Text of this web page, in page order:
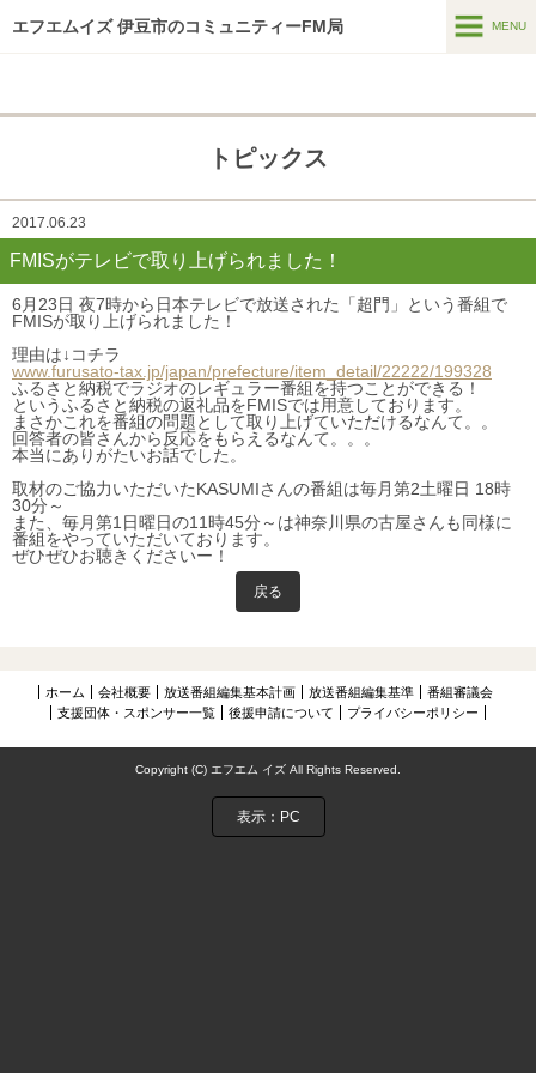
エフエムイズ 伊豆市のコミュニティーFM局 MENU
ホーム
番組表
番組紹介
HTはなつーしん
HT42号巻頭特集スポット
スポンサー募集
インターネットラジオ
アーカイブス
NIJIに夢中アーカイブス
トピックス
2017.06.23
FMISがテレビで取り上げられました！
6月23日 夜7時から日本テレビで放送された「超門」という番組で
FMISが取り上げられました！
理由は↓コチラ
www.furusato-tax.jp/japan/prefecture/item_detail/22222/199328
ふるさと納税でラジオのレギュラー番組を持つことができる！
というふるさと納税の返礼品をFMISでは用意しております。
まさかこれを番組の問題として取り上げていただけるなんて。。
回答者の皆さんから反応をもらえるなんて。。。
本当にありがたいお話でした。
取材のご協力いただいたKASUMIさんの番組は毎月第2土曜日 18時
30分～
また、毎月第1日曜日の11時45分～は神奈川県の古屋さんも同様に
番組をやっていただいております。
ぜひぜひお聴きくださいー！
戻る
ホーム 会社概要 放送番組編集基本計画 放送番組編集基準
番組審議会
支援団体・スポンサー一覧
後援申請について プライバシーポリシー
Copyright (C) エフエム イズ All Rights Reserved.
表示：PC